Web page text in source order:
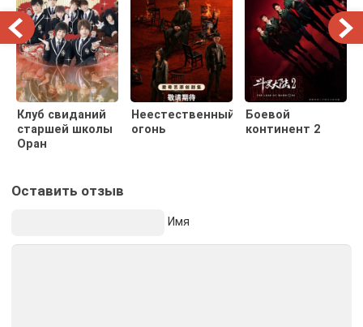
Клуб свиданий
старшей школы
Оран
Неестественный
огонь
Боевой
континент 2
Оставить отзыв
Имя